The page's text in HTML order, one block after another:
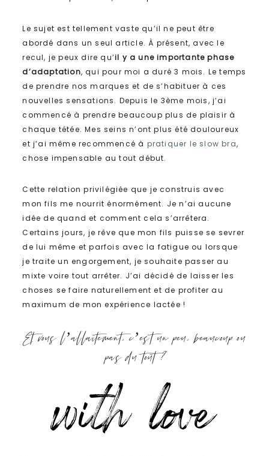
Le sujet est tellement vaste qu’il ne peut être
abordé dans un seul article. À présent, avec le
recul, je peux dire qu’il y a une importante phase
d’adaptation, qui pour moi a duré 3 mois. Le temps
de prendre nos marques et de s’habituer à ces
nouvelles sensations. Depuis le 3ème mois, j’ai
commencé à prendre beaucoup plus de plaisir à
chaque tétée. Mes seins n’ont plus été douloureux
et j’ai même recommencé à pratiquer le slow bra,
chose impensable au tout début.
Cette relation privilégiée que je construis avec
mon fils me nourrit énormément. Je n’ai aucune
idée de quand et comment cela s’arrêtera.
Certains jours, je rêve que mon fils puisse se sevrer
de lui même et parfois avec la fatigue ou lorsque
je traite un engorgement, je souhaite passer au
mixte voire tout arrêter. J’ai décidé de laisser les
choses se faire naturellement et de profiter au
maximum de mon expérience lactée !
Et vous l’allaitement, c’est un peu, beaucoup ou
pas du tout ?